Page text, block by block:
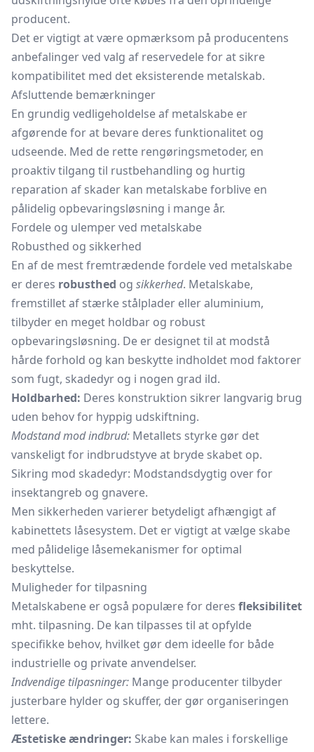
producent.
Det er vigtigt at være opmærksom på producentens
anbefalinger ved valg af reservedele for at sikre
kompatibilitet med det eksisterende metalskab.
Afsluttende bemærkninger
En grundig vedligeholdelse af metalskabe er
afgørende for at bevare deres funktionalitet og
udseende. Med de rette rengøringsmetoder, en
proaktiv tilgang til rustbehandling og hurtig
reparation af skader kan metalskabe forblive en
pålidelig opbevaringsløsning i mange år.
Fordele og ulemper ved metalskabe
Robusthed og sikkerhed
En af de mest fremtrædende fordele ved metalskabe
er deres robusthed og sikkerhed. Metalskabe,
fremstillet af stærke stålplader eller aluminium,
tilbyder en meget holdbar og robust
opbevaringsløsning. De er designet til at modstå
hårde forhold og kan beskytte indholdet mod faktorer
som fugt, skadedyr og i nogen grad ild.
Holdbarhed: Deres konstruktion sikrer langvarig brug
uden behov for hyppig udskiftning.
Modstand mod indbrud: Metallets styrke gør det
vanskeligt for indbrudstyve at bryde skabet op.
Sikring mod skadedyr: Modstandsdygtig over for
insektangreb og gnavere.
Men sikkerheden varierer betydeligt afhængigt af
kabinettets låsesystem. Det er vigtigt at vælge skabe
med pålidelige låsemekanismer for optimal
beskyttelse.
Muligheder for tilpasning
Metalskabene er også populære for deres fleksibilitet
mht. tilpasning. De kan tilpasses til at opfylde
specifikke behov, hvilket gør dem ideelle for både
industrielle og private anvendelser.
Indvendige tilpasninger: Mange producenter tilbyder
justerbare hylder og skuffer, der gør organiseringen
lettere.
Æstetiske ændringer: Skabe kan males i forskellige